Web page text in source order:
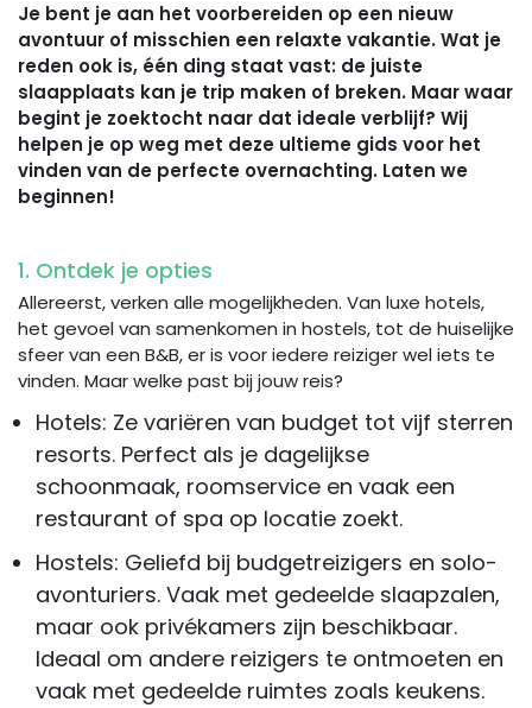
Je bent je aan het voorbereiden op een nieuw
avontuur of misschien een relaxte vakantie. Wat je
reden ook is, één ding staat vast: de juiste
slaapplaats kan je trip maken of breken. Maar waar
begint je zoektocht naar dat ideale verblijf? Wij
helpen je op weg met deze ultieme gids voor het
vinden van de perfecte overnachting. Laten we
beginnen!
1. Ontdek je opties
Allereerst, verken alle mogelijkheden. Van luxe hotels,
het gevoel van samenkomen in hostels, tot de huiselijke
sfeer van een B&B, er is voor iedere reiziger wel iets te
vinden. Maar welke past bij jouw reis?
Hotels: Ze variëren van budget tot vijf sterren
resorts. Perfect als je dagelijkse
schoonmaak, roomservice en vaak een
restaurant of spa op locatie zoekt.
Hostels: Geliefd bij budgetreizigers en solo-
avonturiers. Vaak met gedeelde slaapzalen,
maar ook privékamers zijn beschikbaar.
Ideaal om andere reizigers te ontmoeten en
vaak met gedeelde ruimtes zoals keukens.